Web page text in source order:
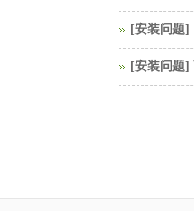
[安装问题]
[安装问题]